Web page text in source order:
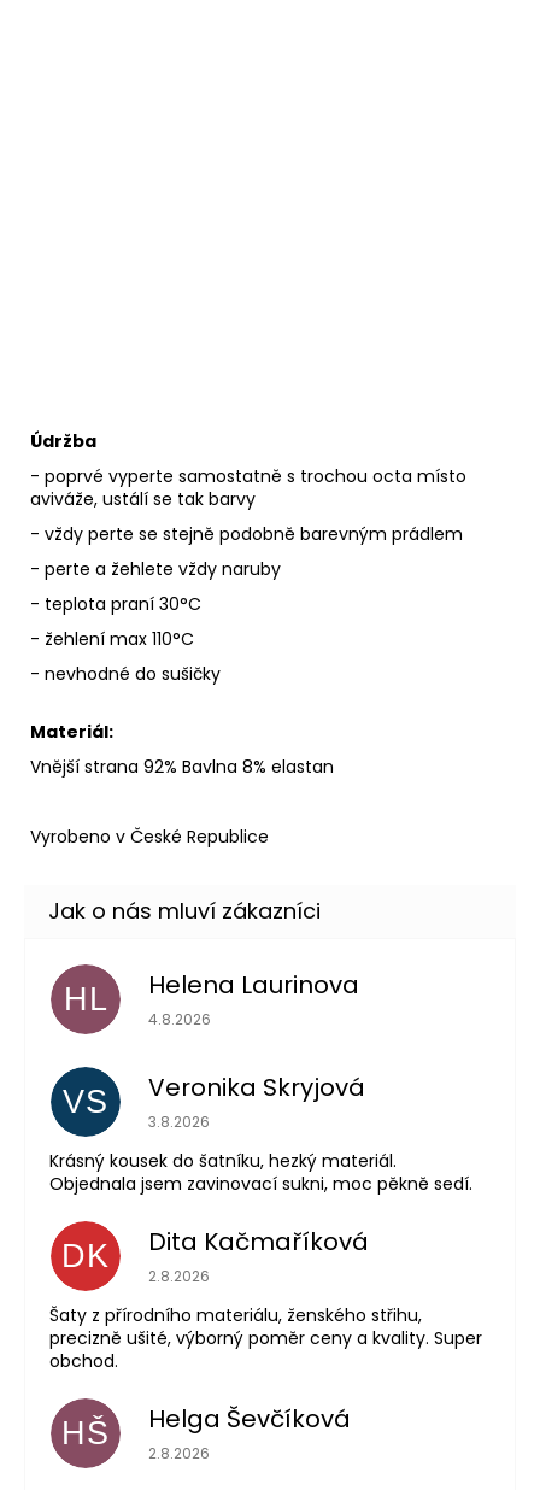
Údržba
- poprvé vyperte samostatně s trochou octa místo
aviváže, ustálí se tak barvy
- vždy perte se stejně podobně barevným prádlem
- perte a žehlete vždy naruby
- teplota praní 30°C
- žehlení max 110°C
- nevhodné do sušičky
Materiál:
Vnější strana 92% Bavlna 8% elastan
Vyrobeno v České Republice
HL Helena Laurinova
Hodnocení obchodu je 5 z 5 hvězdiček.
4.8.2026
VS Veronika Skryjová
Hodnocení obchodu je 5 z 5 hvězdiček.
3.8.2026
Krásný kousek do šatníku, hezký materiál.
Objednala jsem zavinovací sukni, moc pěkně sedí.
DK Dita Kačmaříková
Hodnocení obchodu je 5 z 5 hvězdiček.
2.8.2026
Šaty z přírodního materiálu, ženského střihu,
precizně ušité, výborný poměr ceny a kvality. Super
obchod.
HŠ Helga Ševčíková
Hodnocení obchodu je 5 z 5 hvězdiček.
2.8.2026